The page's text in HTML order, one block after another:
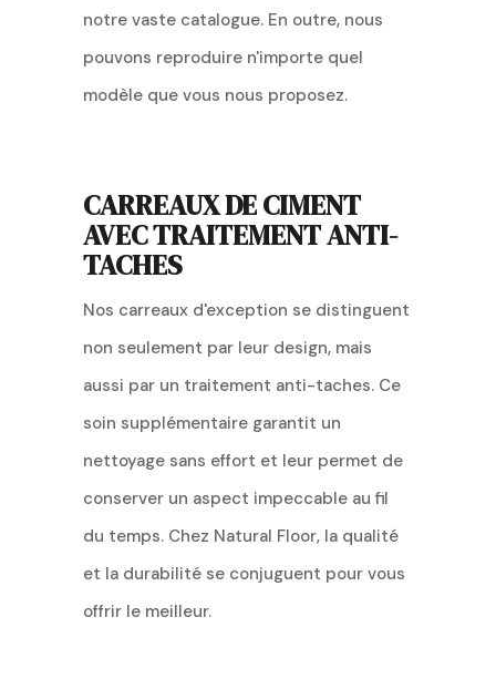
notre vaste catalogue. En outre, nous
pouvons reproduire n'importe quel
modèle que vous nous proposez.
CARREAUX DE CIMENT
AVEC TRAITEMENT ANTI-
TACHES
Nos carreaux d'exception se distinguent
non seulement par leur design, mais
aussi par un traitement anti-taches. Ce
soin supplémentaire garantit un
nettoyage sans effort et leur permet de
conserver un aspect impeccable au fil
du temps. Chez Natural Floor, la qualité
et la durabilité se conjuguent pour vous
offrir le meilleur.